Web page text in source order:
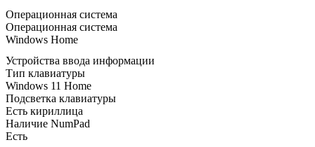
Операционная система
Операционная система
Windows Home
Устройства ввода информации
Тип клавиатуры
Windows 11 Home
Подсветка клавиатуры
Есть кириллица
Наличие NumPad
Есть